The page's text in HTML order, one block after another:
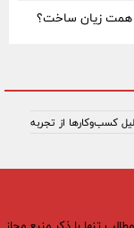
کسب‌وکارها از تجربه